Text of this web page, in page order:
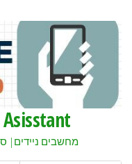
מחשבים ניידים|